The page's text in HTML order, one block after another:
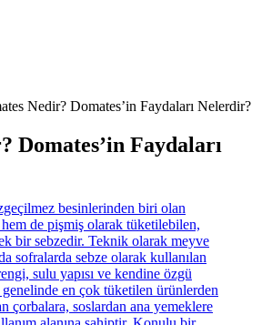
Nedir? Domates’in Faydaları Nelerdir?
Domates’in Faydaları